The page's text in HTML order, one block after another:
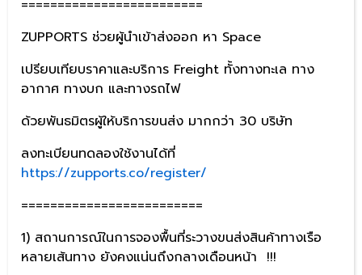
=========================
ZUPPORTS ช่วยผู้นำเข้าส่งออก หา Space
เปรียบเทียบราคาและบริการ Freight ทั้งทางทะเล ทาง
อากาศ ทางบก และทางรถไฟ
ด้วยพันธมิตรผู้ให้บริการขนส่ง มากกว่า 30 บริษัท
ลงทะเบียนทดลองใช้งานได้ที่
https://zupports.co/register/
=========================
1) สถานการณ์ในการจองพื้นที่ระวางขนส่งสินค้าทางเรือ
หลายเส้นทาง ยังคงแน่นถึงกลางเดือนหน้า !!!